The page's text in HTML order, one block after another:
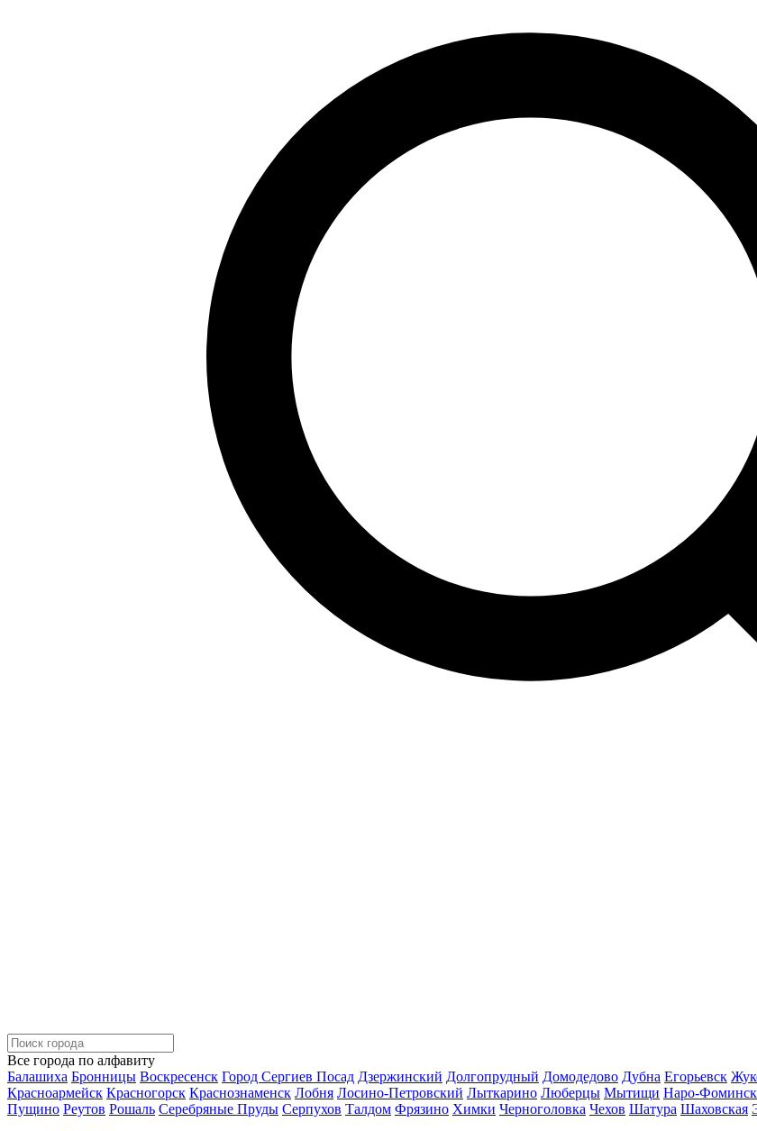
Все города по алфавиту
Балашиха Бронницы Воскресенск Город Сергиев Посад Дзержинский Долгопрудный Домодедово Дубна Егорьевск
Красноармейск Красногорск Краснознаменск Лобня Лосино-Петровский Лыткарино Люберцы Мытищи Наро-Фоминск
Пущино Реутов Рошаль Серебряные Пруды Серпухов Талдом Фрязино Химки Черноголовка Чехов Шатура Шаховская